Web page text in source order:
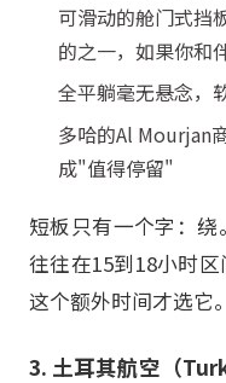
可滑动的舱门式
的之一，如果你和
全平躺毫无悬念，
多哈的Al Mourjan
成"值得停留"
短板只有一个字：
往往在15到18小时
这个额外时间才选它。
3. 土耳其航空（